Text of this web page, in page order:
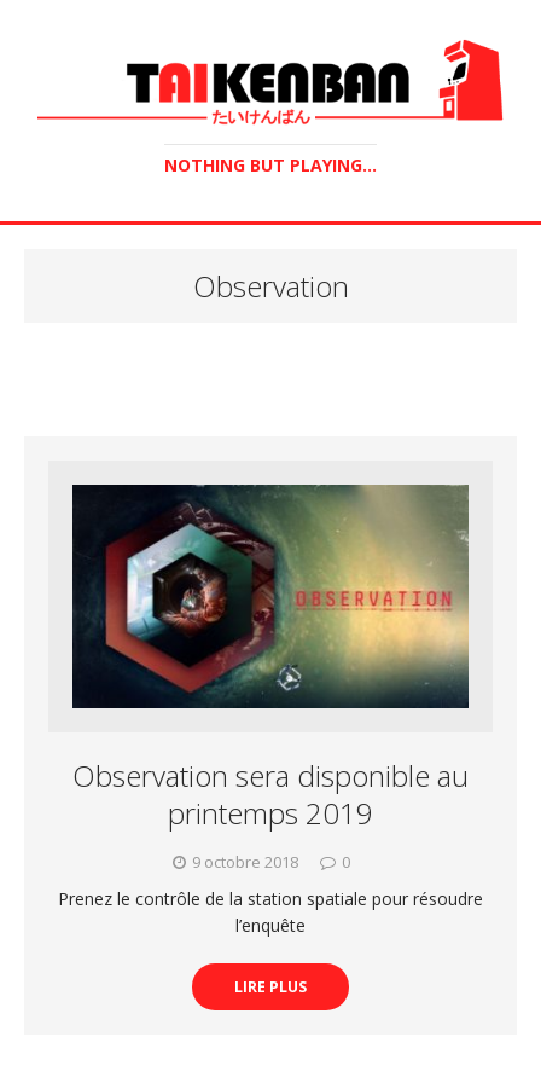
NOTHING BUT PLAYING...
Observation
Observation sera disponible au
printemps 2019
9 octobre 2018 0
Prenez le contrôle de la station spatiale pour résoudre
l’enquête
LIRE PLUS